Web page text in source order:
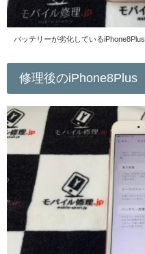
バッテリーが劣化しているiPhone8Plus
修理後のiPhone8Plus